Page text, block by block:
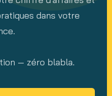
dans votre
— zéro blabla.